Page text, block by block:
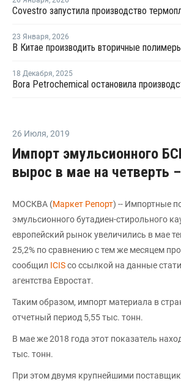
23 Января, 2026
18 Декабря, 2025
26 Июля, 2019
Импорт эмульсионного
вырос в мае на четверть
МОСКВА (Маркет Репорт) -- Импортные
эмульсионного бутадиен-стирольного
европейский рынок увеличились в мае
25,2% по сравнению с тем же месяцем
сообщил ICISсо ссылкой на данные
агентства Евростат.
Таким образом, импорт материала в
отчетный период 5,55 тыс. тонн.
В мае же 2018 года этот показатель
тыс. тонн.
При этом двумя крупнейшими